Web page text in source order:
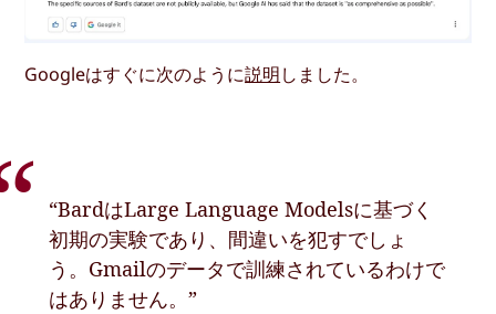
Googleはすぐに次のように説明しました。
“BardはLarge Language Modelsに基づく
初期の実験であり、間違いを犯すでしょ
う。Gmailのデータで訓練されているわけで
はありません。”